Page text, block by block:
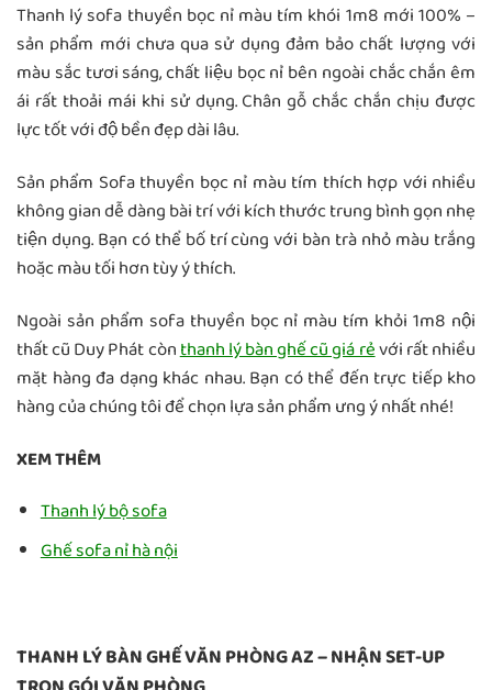
Thanh lý sofa thuyền bọc nỉ màu tím khói 1m8 mới 100% –
sản phẩm mới chưa qua sử dụng đảm bảo chất lượng với
màu sắc tươi sáng, chất liệu bọc nỉ bên ngoài chắc chắn êm
ái rất thoải mái khi sử dụng. Chân gỗ chắc chắn chịu được
lực tốt với độ bền đẹp dài lâu.
Sản phẩm Sofa thuyền bọc nỉ màu tím thích hợp với nhiều
không gian dễ dàng bài trí với kích thước trung bình gọn nhẹ
tiện dụng. Bạn có thể bố trí cùng với bàn trà nhỏ màu trắng
hoặc màu tối hơn tùy ý thích.
Ngoài sản phẩm sofa thuyền bọc nỉ màu tím khỏi 1m8 nội
thất cũ Duy Phát cònthanh lý bàn ghế cũ giá rẻvới rất nhiều
mặt hàng đa dạng khác nhau. Bạn có thể đến trực tiếp kho
hàng của chúng tôi để chọn lựa sản phẩm ưng ý nhất nhé!
XEM THÊM
Thanh lý bộ sofa
Ghế sofa nỉ hà nội
THANH LÝ BÀN GHẾ VĂN PHÒNG AZ – NHẬN SET-UP